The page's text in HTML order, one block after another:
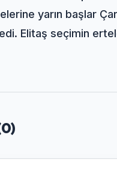
yarın başlar
Elitaş seçimin
0)